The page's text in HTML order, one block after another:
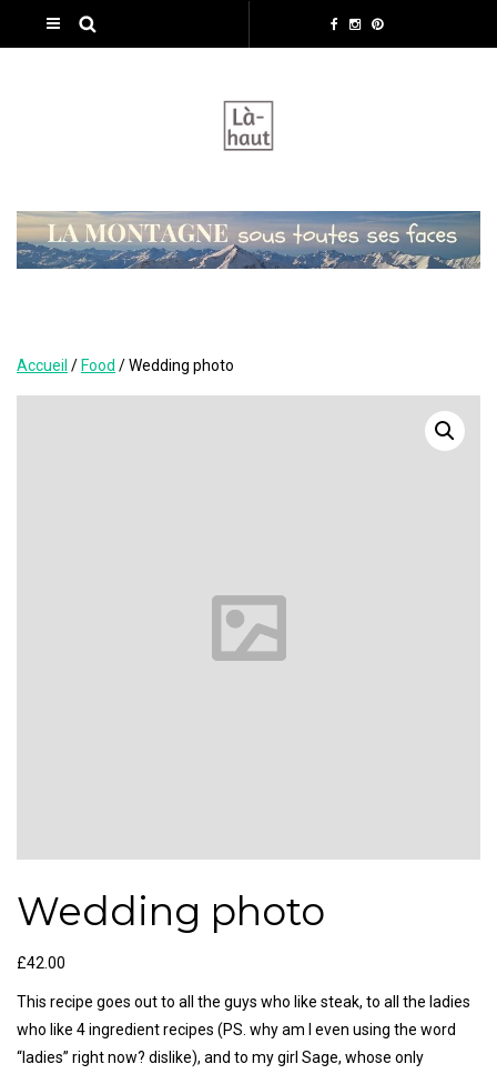
Accueil / Food / Wedding photo
Wedding photo
£42.00
This recipe goes out to all the guys who like steak, to all the ladies
who like 4 ingredient recipes (PS. why am I even using the word
“ladies” right now? dislike), and to my girl Sage, whose only